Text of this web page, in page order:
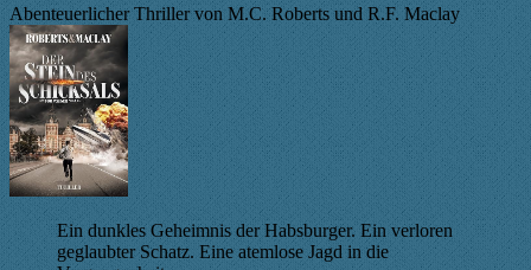
Abenteuerlicher Thriller von M.C. Roberts und R.F. Maclay
Ein dunkles Geheimnis der Habsburger. Ein verloren
geglaubter Schatz. Eine atemlose Jagd in die